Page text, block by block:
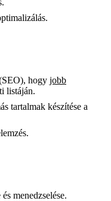
hogy jobb
listáján.
tartalmak készítése a
menedzselése.